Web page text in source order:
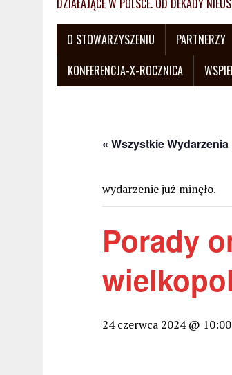
O STOWARZYSZENIU PARTNERZY
KONFERENCJA-X-ROCZNICA
« Wszystkie Wydarzenia
wydarzenie już minęło.
Porady
24 czerwca 2024 @ 10:00